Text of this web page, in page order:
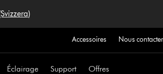
Accessoires Nous contacter
Éclairage Support Offres